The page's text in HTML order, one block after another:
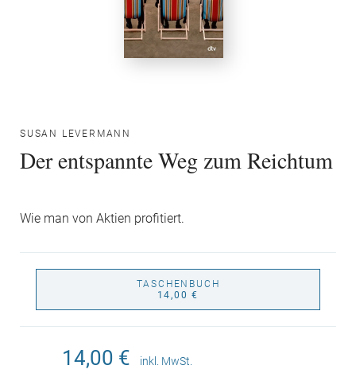
SUSAN LEVERMANN
Der entspannte Weg zum Reichtum
Wie man von Aktien profitiert.
TASCHENBUCH
14,00 €
14,00 € inkl. MwSt.